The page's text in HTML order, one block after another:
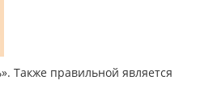
Также правильной является